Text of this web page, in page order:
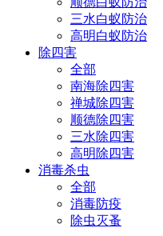
三水白蚁防治
高明白蚁防治
除四害
全部
南海除四害
禅城除四害
顺德除四害
三水除四害
高明除四害
消毒杀虫
全部
消毒防疫
除虫灭蚤